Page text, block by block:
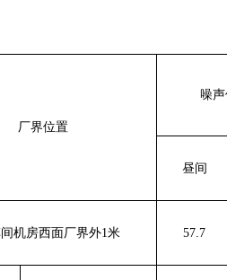
厂界位置
噪
昼间
机房西面厂界外1 米 57.7